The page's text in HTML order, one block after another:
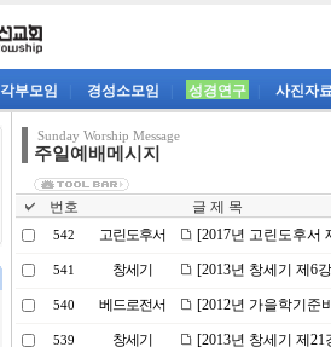
각부모임 경성소모임 성경연구 사진자
Sunday Worship Message
주일예배메시지
번호 글 제 목
542 고린도후서 [2017년 고린도후서
541 창세기 [2013년 창세기 제6
540 베드로전서 [2012년 가을학기준
539 창세기 [2013년 창세기 제